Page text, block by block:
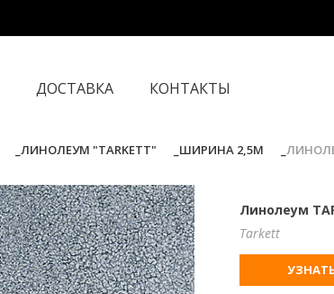
ДОСТАВКА КОНТАКТЫ
ЛИНОЛЕУМ "TARKETT" ШИРИНА 2,5М
Линолеум
Tarkett